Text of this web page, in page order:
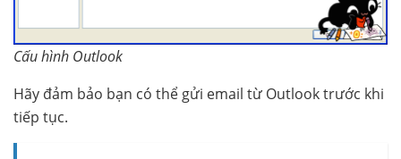
Cấu hình Outlook
Hãy đảm bảo bạn có thể gửi email từ Outlook trước khi
tiếp tục.